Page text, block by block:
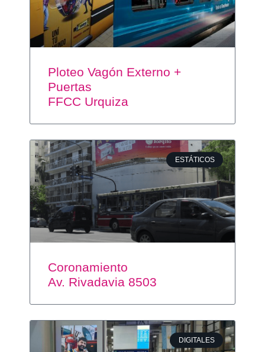
Ploteo Vagón Externo +
Puertas
FFCC Urquiza
ESTÁTICOS
Coronamiento
Av. Rivadavia 8503
DIGITALES